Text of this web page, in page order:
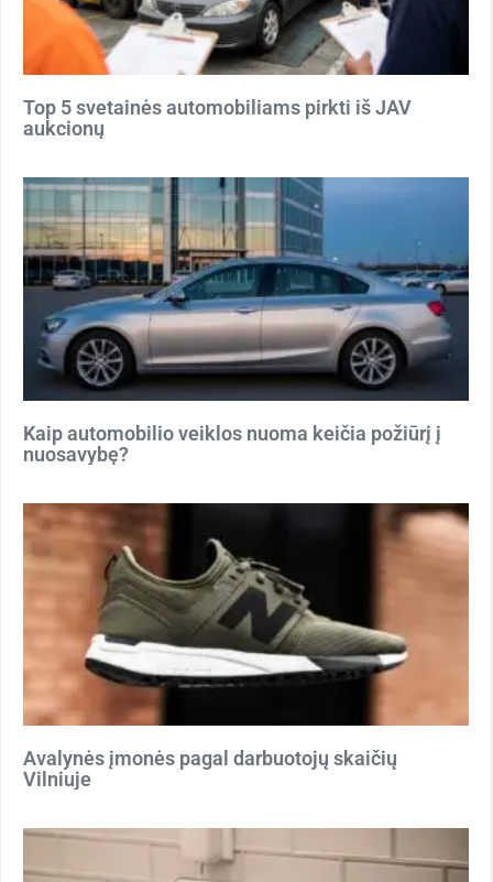
Top 5 svetainės automobiliams pirkti iš JAV
aukcionų
Kaip automobilio veiklos nuoma keičia požiūrį į
nuosavybę?
Avalynės įmonės pagal darbuotojų skaičių
Vilniuje